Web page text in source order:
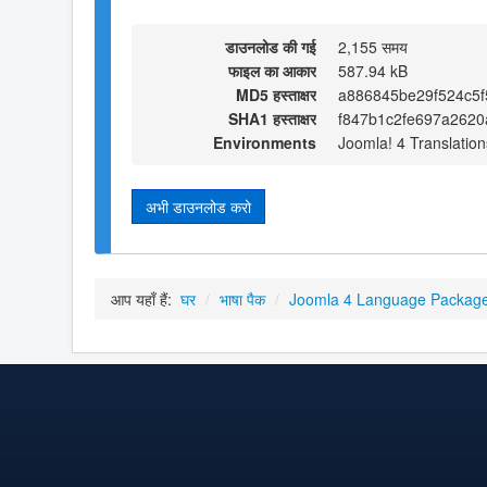
डाउनलोड की गई
2,155 समय
फाइल का आकार
587.94 kB
MD5 हस्ताक्षर
SHA1 हस्ताक्षर
Environments
Joomla! 4
अभी डाउनलोड करो
आप यहाँ हैं: घर / भाषा पैक / Joomla 4 Language